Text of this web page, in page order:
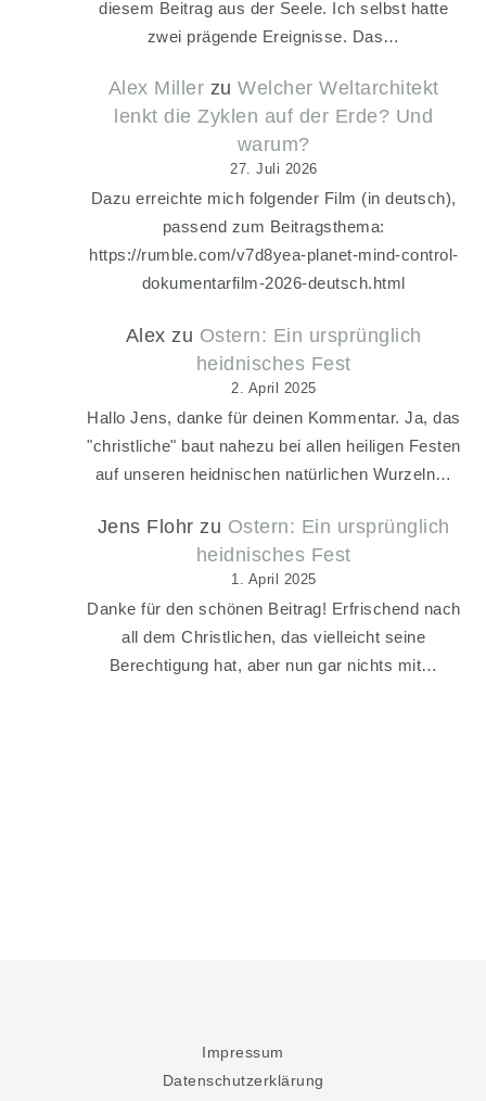
diesem Beitrag aus der Seele. Ich selbst hatte
zwei prägende Ereignisse. Das…
Alex Miller zuWelcher Weltarchitekt
lenkt die Zyklen auf der Erde? Und
warum?
27. Juli 2026
Dazu erreichte mich folgender Film (in deutsch),
passend zum Beitragsthema:
https://rumble.com/v7d8yea-planet-mind-control-
dokumentarfilm-2026-deutsch.html
Alex zu Ostern: Ein ursprünglich
heidnisches Fest
2. April 2025
Hallo Jens, danke für deinen Kommentar. Ja, das
"christliche" baut nahezu bei allen heiligen Festen
auf unseren heidnischen natürlichen Wurzeln…
Jens Flohr zu Ostern: Ein ursprünglich
heidnisches Fest
1. April 2025
Danke für den schönen Beitrag! Erfrischend nach
all dem Christlichen, das vielleicht seine
Berechtigung hat, aber nun gar nichts mit…
Impressum
Datenschutzerklärung